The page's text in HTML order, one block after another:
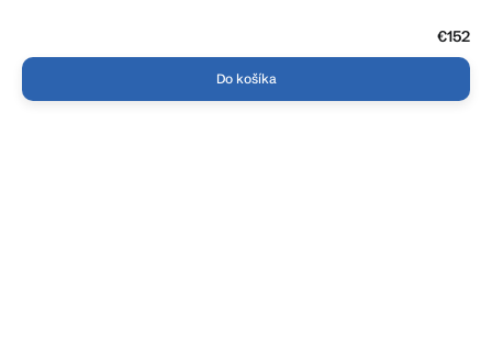
€152
Do košíka